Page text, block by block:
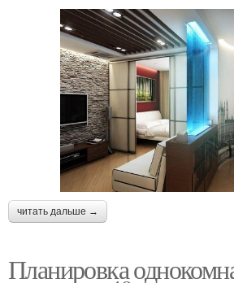
читать дальше →
Планировка